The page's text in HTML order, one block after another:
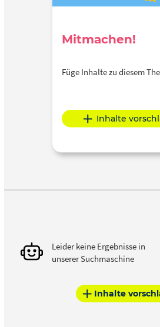
Mitmachen!
Füge Inhalte zu diesem
Inhalte
Leider keine Ergebnisse in
unserer Suchmaschine
Inhalte